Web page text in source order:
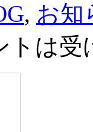
, お知
トは受